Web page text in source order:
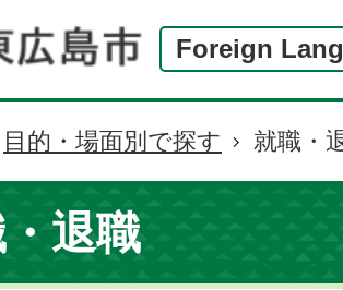
Foreign
目的・場面別で探す 就職・
退職